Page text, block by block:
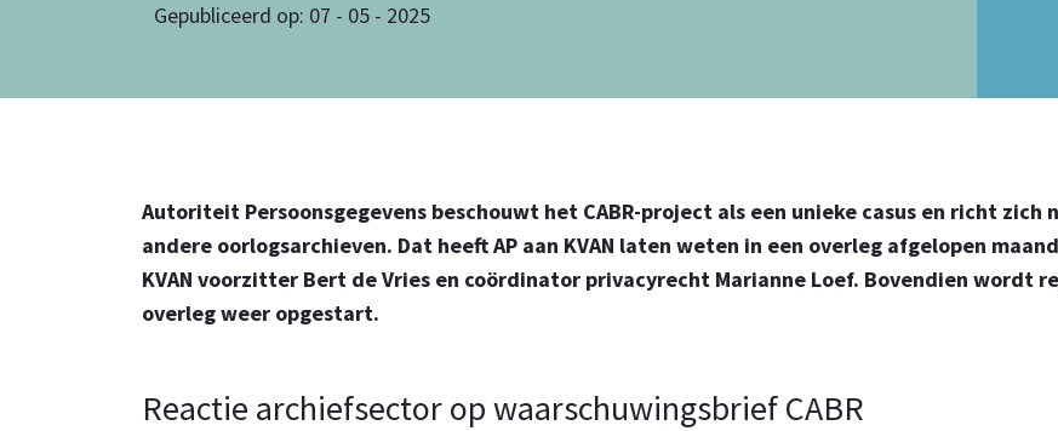
Gepubliceerd op: 07 - 05 - 2025
Autoriteit Persoonsgegevens beschouwt het CABR-project als een unieke casus en richt zich
andere oorlogsarchieven. Dat heeft AP aan KVAN laten weten in een overleg afgelopen
KVAN voorzitter Bert de Vries en coördinator privacyrecht Marianne Loef. Bovendien wordt
overleg weer opgestart.
Reactie archiefsector op waarschuwingsbrief CABR